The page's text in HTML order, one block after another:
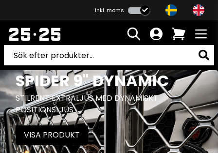
inkl. moms
SPIDER 9" DYNAMIC
STILRENT EXTRALJUS MED DYNAMISKT
POSITIONSLJUS
VISA PRODUKT